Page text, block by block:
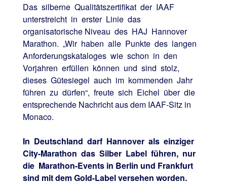
Das silberne Qualitätszertifikat der IAAF
unterstreicht in erster Linie das
organisatorische Niveau des HAJ Hannover
Marathon. „Wir haben alle Punkte des langen
Anforderungskataloges wie schon in den
Vorjahren erfüllen können und sind stolz,
dieses Gütesiegel auch im kommenden Jahr
führen zu dürfen“, freute sich Eichel über die
entsprechende Nachricht aus dem IAAF-Sitz in
Monaco.
In Deutschland darf Hannover als einziger
City-Marathon das Silber Label führen, nur
die Marathon-Events in Berlin und Frankfurt
sind mit dem Gold-Label versehen worden.